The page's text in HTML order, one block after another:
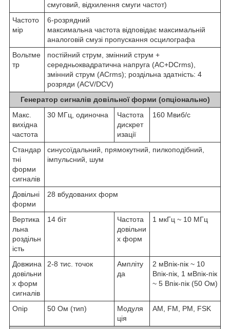
смуговий, відхилення смуги частот)
Частото
мір
6-розрядний
максимальна частота відповідає максимальній
аналоговій смузі пропускання осцилографа
Вольтме
тр
постійний струм, змінний струм +
середньоквадратична напруга (AC+DCrms),
змінний струм (ACrms); роздільна здатність: 4
розряди (ACV/DCV)
Генератор сигналів довільної форми (опціонально)
Макс.
вихідна
частота
30 МГц, одиночна
Частота
дискрет
изації
160 Мвиб/с
Стандар
тні
форми
сигналів
синусоїдальний, прямокутний, пилкоподібний,
імпульсний, шум
Довільні
форми
28 вбудованих форм
Вертика
льна
роздільн
ість
14 біт
Частота
довільни
х форм
1 мкГц ~ 10 МГц
Довжина
довільни
х форм
сигналів
2-8 тис. точок
Ампліту
да
2 мВпік-пік ~ 10
Впік-пік, 1 мВпік-пік
~ 5 Впік-пік (50 Ом)
Опір 50 Ом (тип)
Модуля
ція
AM, FM, PM, FSK